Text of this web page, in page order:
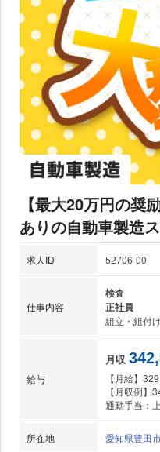
【最大20万円の
ありの自動車製造
求人ID 52706-00
仕事内容
検査
正社員
組立・組付
給与
月収
【月給】
【月収例】
通勤手当：
所在地 愛知県豊田